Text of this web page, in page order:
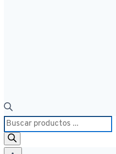
Búsqueda
de
productos